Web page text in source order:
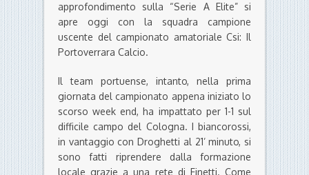
approfondimento sulla “Serie A Elite” si
apre oggi con la squadra campione
uscente del campionato amatoriale Csi: Il
Portoverrara Calcio.
Il team portuense, intanto, nella prima
giornata del campionato appena iniziato lo
scorso week end, ha impattato per 1-1 sul
difficile campo del Cologna. I biancorossi,
in vantaggio con Droghetti al 21’ minuto, si
sono fatti riprendere dalla formazione
locale grazie a una rete di Finetti. Come